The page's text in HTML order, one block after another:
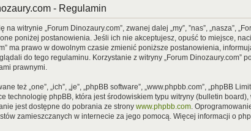
- Regulamin
na witrynie „Forum Dinozaury.com”, zwanej dalej „my”, ”nas”, „nasza”,
poniżej postanowienia. Jeśli ich nie akceptujesz, opuść to miejsce,
ma prawo w dowolnym czasie zmienić poniższe postanowienia,
do tego regulaminu. Korzystanie z witryny „Forum Dinozaury.com”
prawnymi.
też „one”, „ich”, „je”, „phpBB software”, „www.phpbb.com”, „phpBB
technologię phpBB, która jest środowiskiem typu witryny (bulletin board),
jest dostępne do pobrania ze strony www.phpbb.com.
zamieszczanych w internecie za jego pomocą. Więcej informacji o